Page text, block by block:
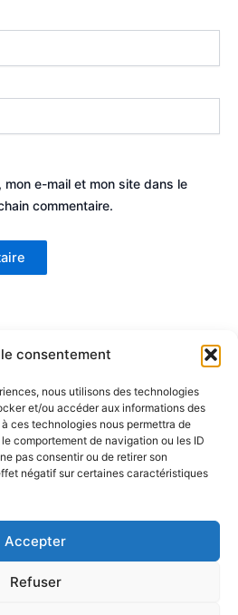
consentement
nous utilisons des technologies
et/ou accéder aux informations des
ces technologies nous permettra de
comportement de navigation ou les ID
pas consentir ou de retirer son
négatif sur certaines caractéristiques
Accepter
Refuser
mon e-mail et mon site dans le
commentaire.